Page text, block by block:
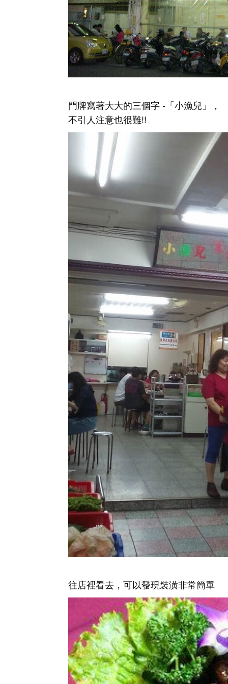
門牌寫著大大的三個字 -「小漁兒」，
不引人注意也很難!!
往店裡看去，可以發現裝潢非常簡單